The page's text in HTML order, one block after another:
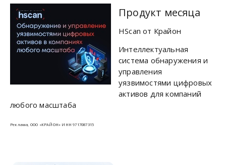
Продукт месяца
HScan от Крайон
Интеллектуальная
система обнаружения и
управления
уязвимостями цифровых
активов для компаний
любого масштаба
Реклама, ООО «КРАЙОН» ИНН 9717087315